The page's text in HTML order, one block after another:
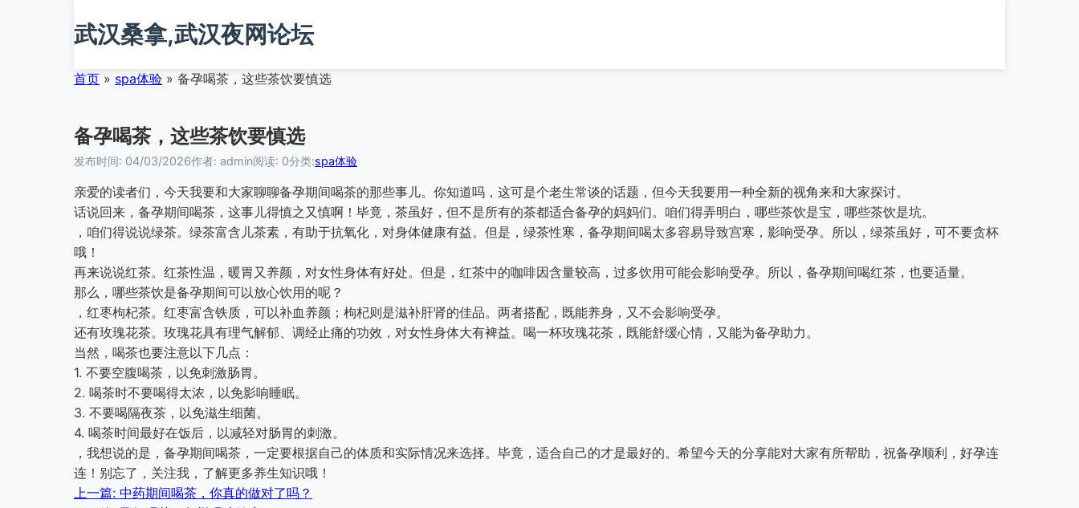
武汉桑拿,武汉夜网论坛
首页 » spa体验 » 备孕喝茶，这些茶饮要慎选
备孕喝茶，这些茶饮要慎选
发布时间: 04/03/2026作者: admin阅读: 0分类:spa体验
亲爱的读者们，今天我要和大家聊聊备孕期间喝茶的那些事儿。你知道吗，这可是个老生常谈的话题，但今天我要用一种全新的视角来和大家探讨。
话说回来，备孕期间喝茶，这事儿得慎之又慎啊！毕竟，茶虽好，但不是所有的茶都适合备孕的妈妈们。咱们得弄明白，哪些茶饮是宝，哪些茶饮是坑。
，咱们得说说绿茶。绿茶富含儿茶素，有助于抗氧化，对身体健康有益。但是，绿茶性寒，备孕期间喝太多容易导致宫寒，影响受孕。所以，绿茶虽好，可不要贪杯
哦！
再来说说红茶。红茶性温，暖胃又养颜，对女性身体有好处。但是，红茶中的咖啡因含量较高，过多饮用可能会影响受孕。所以，备孕期间喝红茶，也要适量。
那么，哪些茶饮是备孕期间可以放心饮用的呢？
，红枣枸杞茶。红枣富含铁质，可以补血养颜；枸杞则是滋补肝肾的佳品。两者搭配，既能养身，又不会影响受孕。
还有玫瑰花茶。玫瑰花具有理气解郁、调经止痛的功效，对女性身体大有裨益。喝一杯玫瑰花茶，既能舒缓心情，又能为备孕助力。
当然，喝茶也要注意以下几点：
1. 不要空腹喝茶，以免刺激肠胃。
2. 喝茶时不要喝得太浓，以免影响睡眠。
3. 不要喝隔夜茶，以免滋生细菌。
4. 喝茶时间最好在饭后，以减轻对肠胃的刺激。
，我想说的是，备孕期间喝茶，一定要根据自己的体质和实际情况来选择。毕竟，适合自己的才是最好的。希望今天的分享能对大家有所帮助，祝备孕顺利，好孕连
连！别忘了，关注我，了解更多养生知识哦！
上一篇: 中药期间喝茶，你真的做对了吗？